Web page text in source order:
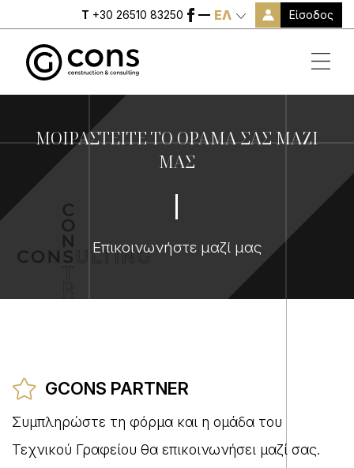
T +30 26510 83250 ΕΛ Είσοδος
ΜΟΙΡΑΣΤΕΊΤΕ ΤΟ ΌΡΑΜΆ ΣΑΣ ΜΑΖΊ
ΜΑΣ
Επικοινωνήστε μαζί μας
GCONS PARTNER
Συμπληρώστε τη φόρμα και η ομάδα του
Τεχνικού Γραφείου θα επικοινωνήσει μαζί σας.